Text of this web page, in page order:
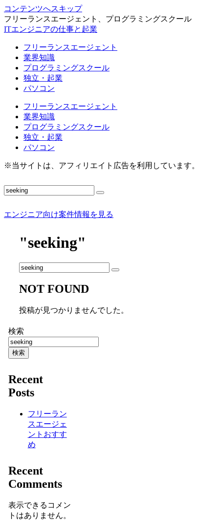
コンテンツへスキップ
フリーランスエージェント、プログラミングスクール
ITエンジニアの仕事と起業
フリーランスエージェント
業界知識
プログラミングスクール
独立・起業
パソコン
フリーランスエージェント
業界知識
プログラミングスクール
独立・起業
パソコン
※当サイトは、アフィリエイト広告を利用しています。
エンジニア向け案件情報を見る
"seeking"
NOT FOUND
投稿が見つかりませんでした。
検索
検索
Recent
Posts
フリーラン
スエージェ
ントおすす
め
Recent
Comments
表示できるコメン
トはありません。